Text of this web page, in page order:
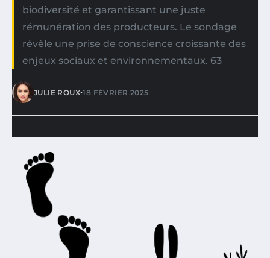
biodiversité et garantissant une juste
rémunération des producteurs. Le sondage
révèle une prise de conscience croissante des
enjeux sociaux et environnementaux. 63
JULIE ROUX•18 FÉVRIER 2025